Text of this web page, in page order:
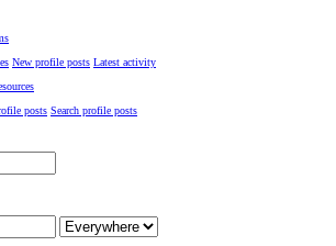
New profile posts Latest activity
posts Search profile posts